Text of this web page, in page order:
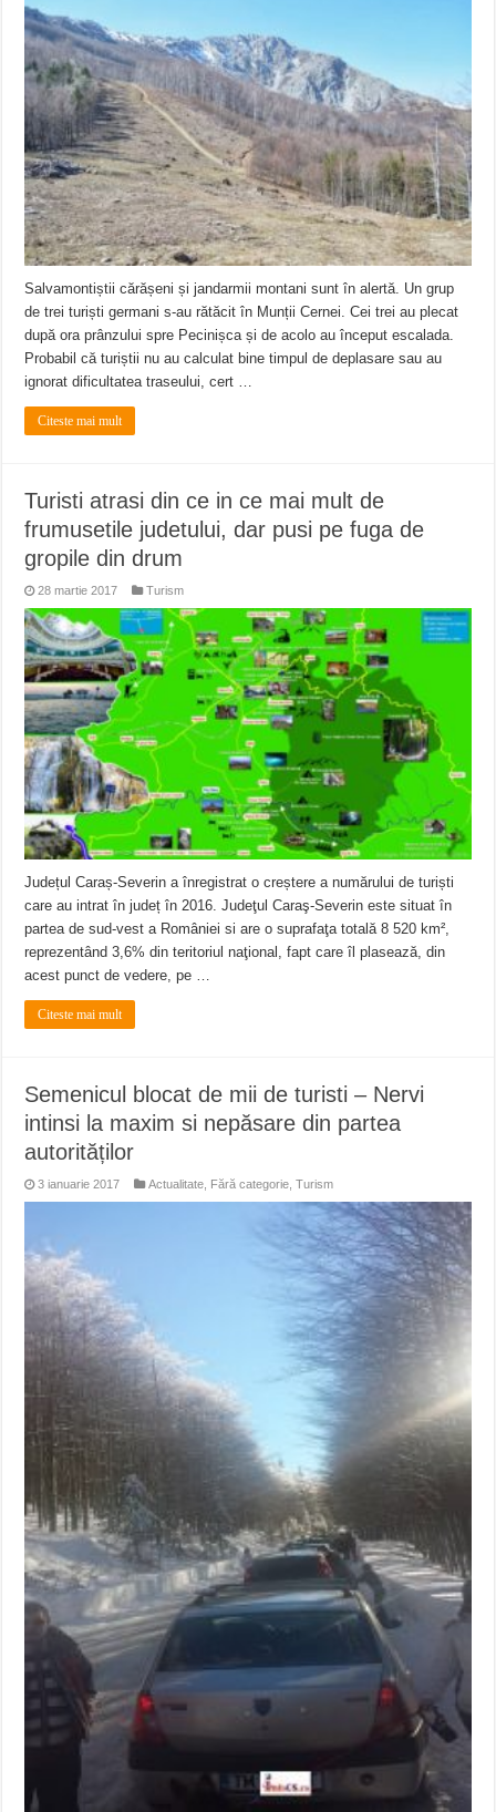
Salvamontiștii cărășeni și jandarmii montani sunt în alertă. Un grup
de trei turiști germani s-au rătăcit în Munții Cernei. Cei trei au plecat
după ora prânzului spre Pecinișca și de acolo au început escalada.
Probabil că turiștii nu au calculat bine timpul de deplasare sau au
ignorat dificultatea traseului, cert …
Citeste mai mult
Turisti atrasi din ce in ce mai mult de
frumusetile judetului, dar pusi pe fuga de
gropile din drum
28 martie 2017 Turism
Județul Caraș-Severin a înregistrat o creștere a numărului de turiști
care au intrat în județ în 2016. Judeţul Caraş-Severin este situat în
partea de sud-vest a României si are o suprafaţa totală 8 520 km²,
reprezentând 3,6% din teritoriul naţional, fapt care îl plasează, din
acest punct de vedere, pe …
Citeste mai mult
Semenicul blocat de mii de turisti – Nervi
intinsi la maxim si nepăsare din partea
autorităților
3 ianuarie 2017 Actualitate, Fără categorie,Turism